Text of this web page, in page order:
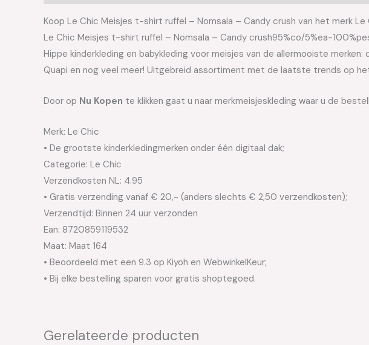
Koop Le Chic Meisjes t-shirt ruffel – Nomsala – Candy crush van het merk
Le Chic Meisjes t-shirt ruffel – Nomsala – Candy crush95%co/5%ea-
Hippe kinderkleding en babykleding voor meisjes van de allermooiste merken:
Quapi en nog veel meer! Uitgebreid assortiment met de laatste trends op
Door op Nu Kopen te klikken gaat u naar merkmeisjeskleding waar u de
Merk: Le Chic
• De grootste kinderkledingmerken onder één digitaal dak;
Categorie: Le Chic
Verzendkosten NL: 4.95
• Gratis verzending vanaf € 20,- (anders slechts € 2,50 verzendkosten);
Verzendtijd: Binnen 24 uur verzonden
Ean: 8720859119532
Maat: Maat 164
• Beoordeeld met een 9.3 op Kiyoh en WebwinkelKeur;
• Bij elke bestelling sparen voor gratis shoptegoed.
Gerelateerde producten